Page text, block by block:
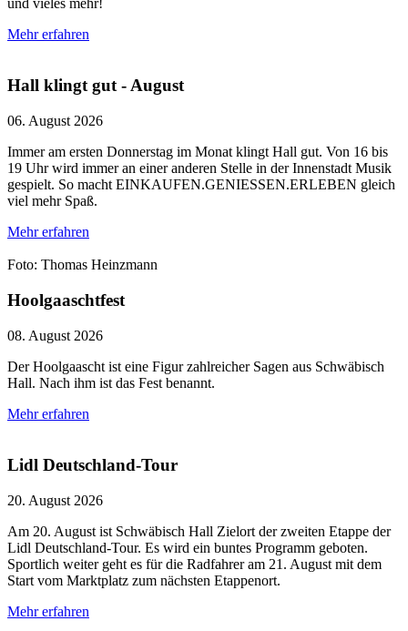
Mehr erfahren
Hall klingt gut - August
06. August 2026
Immer am ersten Donnerstag im Monat klingt Hall gut. Von 16 bis
19 Uhr wird immer an einer anderen Stelle in der Innenstadt Musik
gespielt. So macht EINKAUFEN.GENIESSEN.ERLEBEN gleich
viel mehr Spaß.
Mehr erfahren
Foto: Thomas Heinzmann
Hoolgaaschtfest
08. August 2026
Der Hoolgaascht ist eine Figur zahlreicher Sagen aus Schwäbisch
Hall. Nach ihm ist das Fest benannt.
Mehr erfahren
Lidl Deutschland-Tour
20. August 2026
Am 20. August ist Schwäbisch Hall Zielort der zweiten Etappe der
Lidl Deutschland-Tour. Es wird ein buntes Programm geboten.
Sportlich weiter geht es für die Radfahrer am 21. August mit dem
Start vom Marktplatz zum nächsten Etappenort.
Mehr erfahren